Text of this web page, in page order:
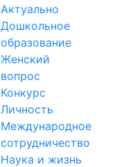
Актуально
Дошкольное
образование
Женский
вопрос
Конкурс
Личность
Международное
сотрудничество
Наука и жизнь